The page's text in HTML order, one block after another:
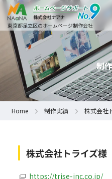
東京都足立区のホームページ制作会社
制
Home 制作実績 株式会社
株式会社トライズ様
https://trise-inc.co.jp/